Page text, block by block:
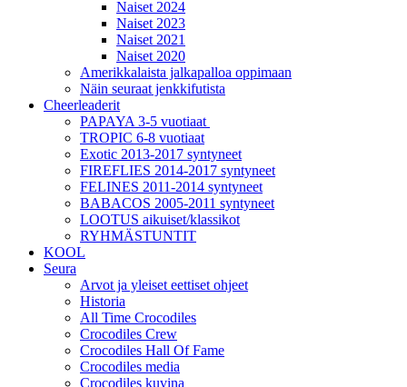
Naiset 2024
Naiset 2023
Naiset 2021
Naiset 2020
Amerikkalaista jalkapalloa oppimaan
Näin seuraat jenkkifutista
Cheerleaderit
PAPAYA 3-5 vuotiaat
TROPIC 6-8 vuotiaat
Exotic 2013-2017 syntyneet
FIREFLIES 2014-2017 syntyneet
FELINES 2011-2014 syntyneet
BABACOS 2005-2011 syntyneet
LOOTUS aikuiset/klassikot
RYHMÄSTUNTIT
KOOL
Seura
Arvot ja yleiset eettiset ohjeet
Historia
All Time Crocodiles
Crocodiles Crew
Crocodiles Hall Of Fame
Crocodiles media
Crocodiles kuvina